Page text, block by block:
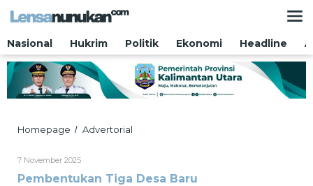
Nasional
Hukrim Politik Ekonomi Headline
Homepage / Advertorial
Pemerintah
7 November 2025Oleh
Pembentukan Tiga Desa Baru